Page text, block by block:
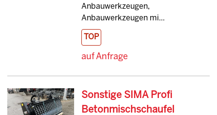
Anbauwerkzeugen,
Anbauwerkzeugen mi...
TOP
auf Anfrage
Sonstige SIMA Profi
Betonmischschaufel